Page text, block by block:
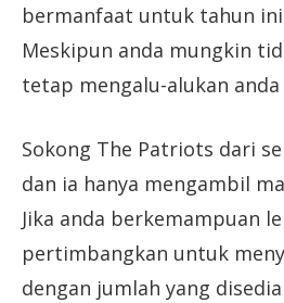
bermanfaat untuk tahun
Meskipun anda mungkin
tetap mengalu-alukan
Sokong The Patriots dari
dan ia hanya mengambil
Jika anda berkemampuan
pertimbangkan untuk
dengan jumlah yang